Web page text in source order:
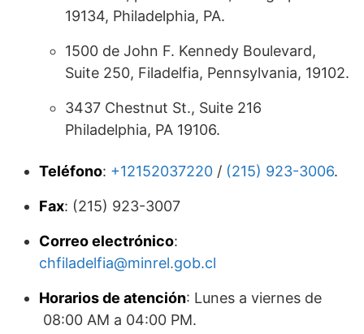
19134, Philadelphia, PA.
1500 de John F. Kennedy Boulevard,
Suite 250, Filadelfia, Pennsylvania, 19102.
3437 Chestnut St., Suite 216
Philadelphia, PA 19106.
Teléfono: +12152037220 / (215) 923-3006.
Fax: (215) 923-3007
Correo electrónico:
chfiladelfia@minrel.gob.cl
Horarios de atención: Lunes a viernes de
08:00 AM a 04:00 PM.